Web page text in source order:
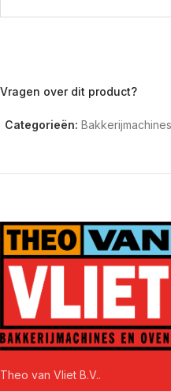
Vragen over dit product?
Categorieën: Bakkerijmachines
Theo van Vliet B.V..